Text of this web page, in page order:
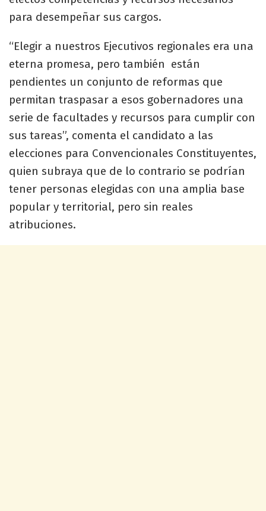
para desempeñar sus cargos.
“Elegir a nuestros Ejecutivos regionales era una
eterna promesa, pero también están
pendientes un conjunto de reformas que
permitan traspasar a esos gobernadores una
serie de facultades y recursos para cumplir con
sus tareas”, comenta el candidato a las
elecciones para Convencionales Constituyentes,
quien subraya que de lo contrario se podrían
tener personas elegidas con una amplia base
popular y territorial, pero sin reales
atribuciones.